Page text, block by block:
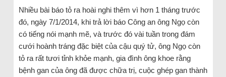
Nhiều bài báo tỏ ra hoài nghi thêm vì hơn 1 tháng trước
đó, ngày 7/1/2014, khi trả lời báo Công an ông Ngọ còn
có tiếng nói mạnh mẽ, và trước đó vài tuần trong đám
cưới hoành tráng đặc biệt của cậu quý tử, ông Ngọ còn
tỏ ra rất tươi tỉnh khỏe mạnh, gia đình ông khoe rằng
bệnh gan của ông đã được chữa trị, cuộc ghép gan thành